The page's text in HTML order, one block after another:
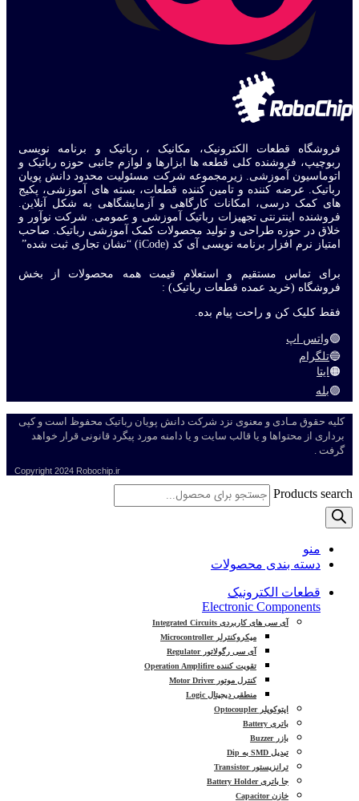
فروشگاه قطعات الکترونیک، مکانیک ، رباتیک و برنامه نویسی
ربوچیپ، فروشنده کلی قطعه ها ابزارها و لوازم جانبی حوزه رباتیک و
اتوماسیون آموزشی. زیرمجموعه شرکت مسئولیت محدود دانش پویان
رباتیک. عرضه کننده و تامین کننده قطعات، بسته های آموزشی، پکیج
های کمک درسی، امکانات کارگاهی و آزمایشگاهی به شکل آنلاین.
فروشنده اینترنتی تجهیزات رباتیک آموزشی و عمومی. شرکت نوآور و
خلاق در حوزه طراحی و تولید محصولات کمک آموزشی رباتیک. صاحب
امتیاز نرم افزار برنامه نویسی آی کد (iCode) “نشان تجاری ثبت شده”
برای تماس مستقیم و استعلام قیمت همه محصولات از بخش
فروشگاه (خرید عمده قطعات رباتیک) :
فقط کلیک کن و راحت پیام بده.
🟢واتس اپ
🔵تلگرام
🟠ایتا
🟣بله
کلیه حقوق مـادی و معنوی نزد شرکت دانش پویان رباتیک محفوظ است و کپی
برداری از محتواها و یا قالب سایت و یا دامنه مورد پیگرد قانونی قرار خواهد
گرفت .
Copyright 2024 Robochip.ir
Products search
منو
دسته بندی محصولات
قطعات الکترونیک
Electronic Components
آی سی های کاربردی Integrated Circuits
میکروکنترلر Microcontroller
آی سی رگولاتور Regulator
تقویت کننده Operation Amplifire
کنترل موتور Motor Driver
منطقی دیجیتال Logic
اپتوکوپلر Optocoupler
باتری Battery
بازر Buzzer
تبدیل SMD به Dip
ترانزیستور Transistor
جا باتری Battery Holder
خازن Capacitor